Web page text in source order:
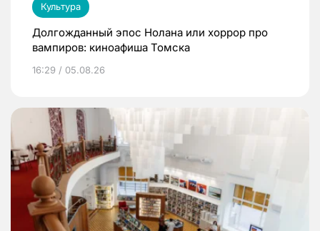
Культура
Долгожданный эпос Нолана или хоррор про
вампиров: киноафиша Томска
16:29 / 05.08.26